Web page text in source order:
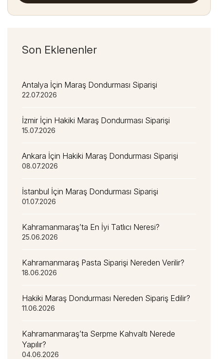
Son Eklenenler
Antalya İçin Maraş Dondurması Siparişi
22.07.2026
İzmir İçin Hakiki Maraş Dondurması Siparişi
15.07.2026
Ankara İçin Hakiki Maraş Dondurması Siparişi
08.07.2026
İstanbul İçin Maraş Dondurması Siparişi
01.07.2026
Kahramanmaraş’ta En İyi Tatlıcı Neresi?
25.06.2026
Kahramanmaraş Pasta Siparişi Nereden Verilir?
18.06.2026
Hakiki Maraş Dondurması Nereden Sipariş Edilir?
11.06.2026
Kahramanmaraş’ta Serpme Kahvaltı Nerede
Yapılır?
04.06.2026